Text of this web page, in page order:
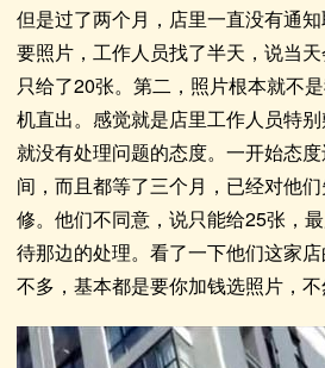
但是过了两个月，店里一直没有通
要照片，工作人员找了半天，说当
只给了20张。第二，照片根本就不
机直出。感觉就是店里工作人员特
就没有处理问题的态度。一开始态
间，而且都等了三个月，已经对他
修。他们不同意，说只能给25张，
待那边的处理。看了一下他们这家
不多，基本都是要你加钱选照片，